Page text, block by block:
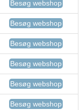
Besøg webshop
Besøg webshop
Besøg webshop
Besøg webshop
Besøg webshop
Besøg webshop